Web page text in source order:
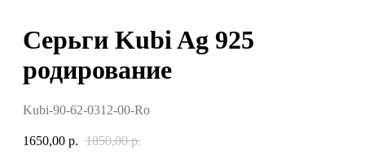
Серьги Kubi Ag 925
родирование
Kubi-90-62-0312-00-Ro
1650,00 р. 1850,00 р.